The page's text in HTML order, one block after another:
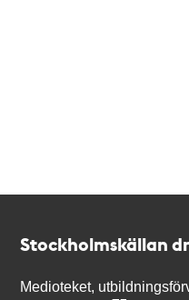
Stockholmskällan
Medioteket,